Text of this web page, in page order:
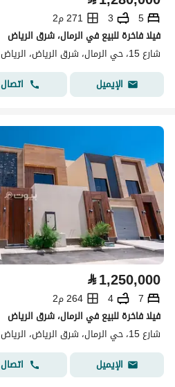
5
3
271 م2
فيلا فاخرة للبيع في الرمال، شرق الرياض
شارع 15، حي الرمال، شرق الرياض، الرياض
الإيميل
اتصال
⃁1,250,000
7
4
264 م2
فيلا فاخرة للبيع في الرمال، شرق الرياض
شارع 15، حي الرمال، شرق الرياض، الرياض
الإيميل
اتصال